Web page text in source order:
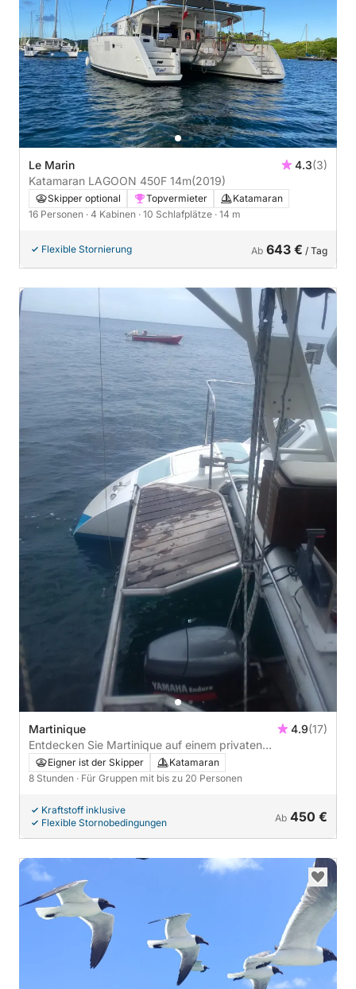
Le Marin 4.3(3)
Katamaran LAGOON 450F 14m(2019)
Skipper optional Topvermieter
Katamaran
16 Personen · 4 Kabinen · 10 Schlafplätze · 14 m
Flexible Stornierung Ab 643 € / Tag
Martinique 4.9(17)
Entdecken Sie Martinique auf einem privaten
Tagesausflug mit dem Katamaran.
Eigner ist der Skipper
Katamaran
8 Stunden · Für Gruppen mit bis zu 20 Personen
Kraftstoff inklusive
Flexible Stornobedingungen
Ab 450 €